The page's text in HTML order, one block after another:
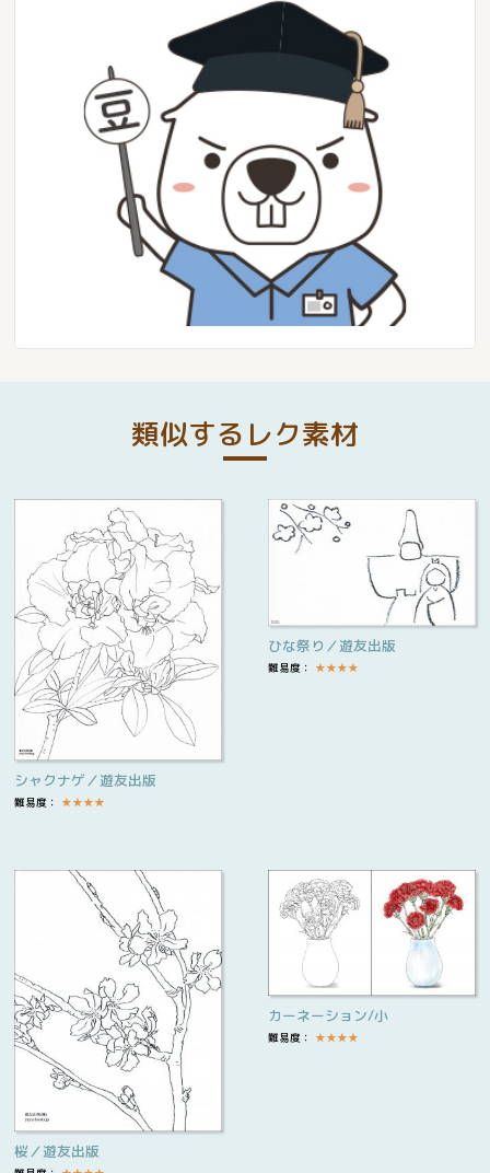
類似するレク素材
シャクナゲ／遊友出版
難易度： ★★★★
ひな祭り／遊友出版
難易度： ★★★★
桜／遊友出版
カーネーション/小
難易度： ★★★★